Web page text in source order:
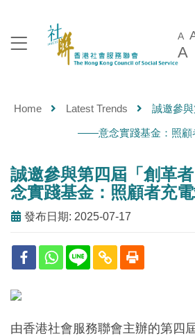
A
A
Home Latest Trends 誠邀參
——意念實踐基金：照顧
誠邀參與第四屆「創革
念實踐基金：照顧者充
發布日期: 2025-07-17
由香港社會服務聯會主辦的第四